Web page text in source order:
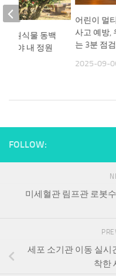
어린이 멀
사고 예방,
는 3분 점
2025-09-
정원식물 동백
어야 내 정원
FOLLOW:
미세혈관 림프관 로봇
세포 소기관 이동 실시
착한